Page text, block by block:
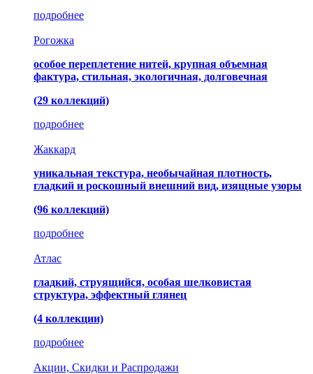
подробнее
Рогожка
особое переплетение нитей, крупная объемная
фактура, стильная, экологичная, долговечная
(29 коллекций)
подробнее
Жаккард
уникальная текстура, необычайная плотность,
гладкий и роскошный внешний вид, изящные узоры
(96 коллекций)
подробнее
Атлас
гладкий, струящийся, особая шелковистая
структура, эффектный глянец
(4 коллекции)
подробнее
Акции, Скидки и Распродажи